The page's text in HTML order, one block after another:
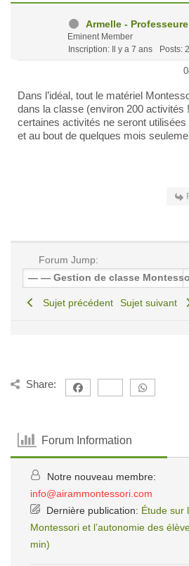
Armelle -
Eminent Member
Inscription: Il y a 7 ans
Posts:
Dans l’idéal, tout le matériel
dans la classe (environ 200
certaines activités ne seront
et au bout de quelques mois
Forum Jump:
Sujet précédent Sujet suivant
Share:
Forum Information
Notre nouveau membre:
info@airammontessori.com
Dernière publication: Étude sur
Montessori et l’autonomie des
min)